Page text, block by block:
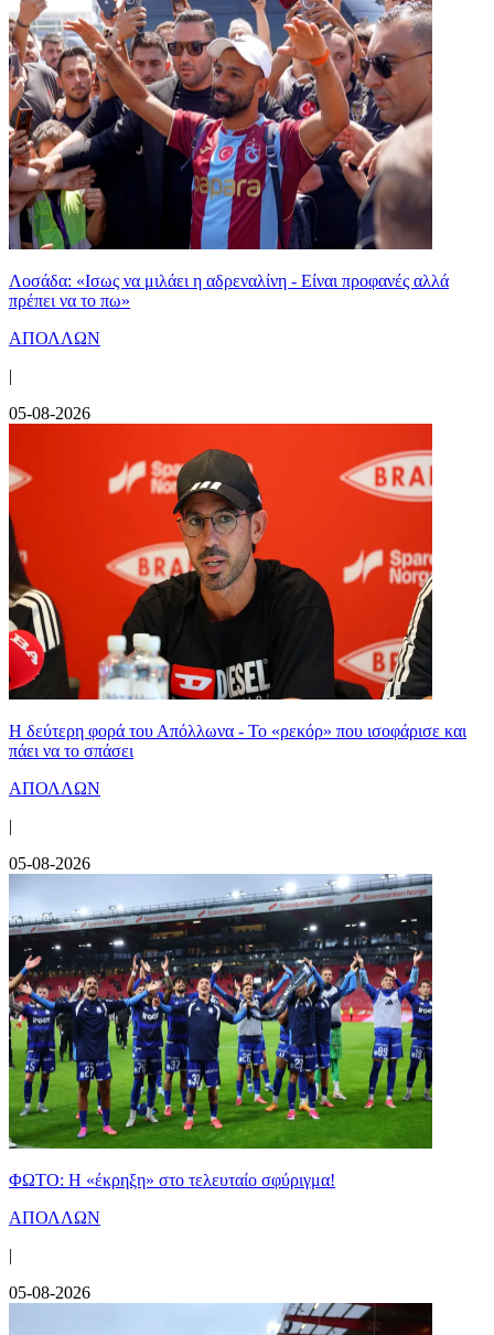
Λοσάδα: «Ισως να μιλάει η αδρεναλίνη - Είναι προφανές αλλά
πρέπει να το πω»
ΑΠΟΛΛΩΝ
|
05-08-2026
Η δεύτερη φορά του Απόλλωνα - Το «ρεκόρ» που ισοφάρισε και
πάει να το σπάσει
ΑΠΟΛΛΩΝ
|
05-08-2026
ΦΩΤΟ: Η «έκρηξη» στο τελευταίο σφύριγμα!
ΑΠΟΛΛΩΝ
|
05-08-2026